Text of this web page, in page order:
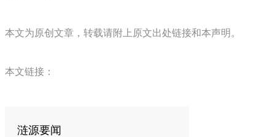
本文为原创文章，转载请附上原文出处链接和本声明。
本文链接：
涟源要闻